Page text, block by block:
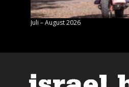
Juli – August 2026